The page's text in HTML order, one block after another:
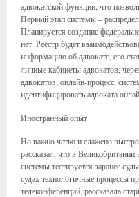
адвокатской функции, что
Первый этап системы –
Планируется создание
нет. Реестр будет
информацию об адвокате, его
личные кабинеты адвокатов,
адвокатов, онлайн-процесс,
идентифицировать адвоката
Иностранный опыт
Но важно четко и слажено
рассказал, что в
системы тестируется заранее
судах технологичные процессы
телеконференций, рассказала